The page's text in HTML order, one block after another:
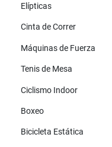
Elípticas
Cinta de Correr
Máquinas de Fuerza
Tenis de Mesa
Ciclismo Indoor
Boxeo
Bicicleta Estática